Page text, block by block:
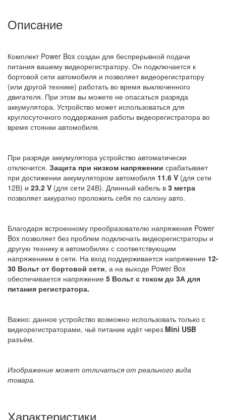
Описание
Комплект Power Box создан для беспрерывной подачи
питания вашему видеорегистратору. Он подключается к
бортовой сети автомобиля и позволяет видеорегистратору
(или другой технике) работать во время выключенного
двигателя. При этом вы можете не опасаться разряда
аккумулятора. Устройство может использоваться для
круглосуточного поддержания работы видеорегистратора во
время стоянки автомобиля.
При разряде аккумулятора устройство автоматически
отключится. Защита при низком напряжении срабатывает
при достижении аккумулятором автомобиля 11.6 V (для сети
12В) и 23.2 V (для сети 24В). Длинный кабель в 3 метра
позволяет аккуратно проложить себя по салону авто.
Благодаря встроенному преобразователю напряжения Power
Box позволяет без проблем подключать видеорегистраторы и
другую технику в автомобилях с соответствующим
напряжением в сети. На вход поддерживается напряжение 12-
30 Вольт от бортовой сети, а на выходе Power Box
обеспечивается напряжение 5 Вольт с током до 3А для
питания регистратора.
Важно: данное устройство возможно использовать только с
видеорегистраторами, чьё питание идёт через Mini USB
разъём.
Изображение может отличаться от реального вида
товара.
Характеристики